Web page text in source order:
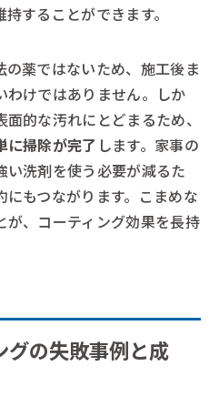
することができます。
薬ではないため、施工後ま
わけではありません。しか
的な汚れにとどまるため、
に掃除が完了 します。家事の
洗剤を使う必要が減るた
もつながります。こまめな
、コーティング効果を長持
グの失敗事例と成